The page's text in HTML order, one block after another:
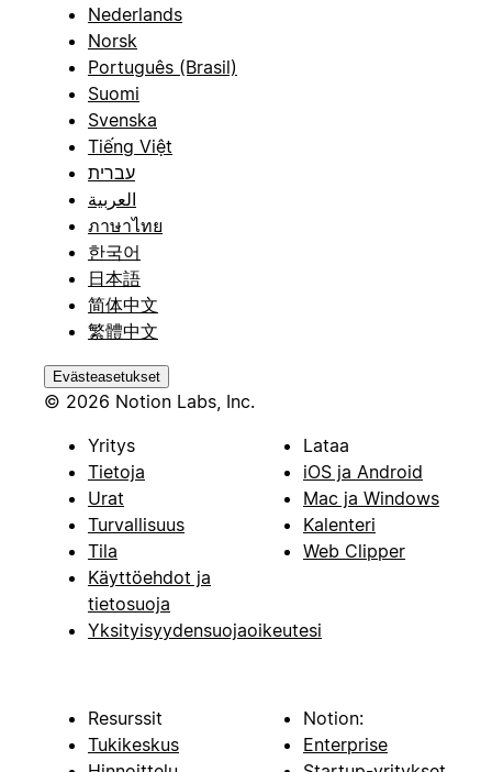
Nederlands
Norsk
Português (Brasil)
Suomi
Svenska
Tiếng Việt
עברית
العربية
ภาษาไทย
한국어
日本語
简体中文
繁體中文
Evästeasetukset
© 2026 Notion Labs, Inc.
Yritys
Tietoja
Urat
Turvallisuus
Tila
Käyttöehdot ja
tietosuoja
Yksityisyydensuojaoikeutesi
Lataa
iOS ja Android
Mac ja Windows
Kalenteri
Web Clipper
Resurssit
Tukikeskus
Notion:
Enterprise